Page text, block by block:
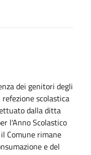
dei genitori degli
scolastica
dalla ditta
l'Anno Scolastico
Comune rimane
e del